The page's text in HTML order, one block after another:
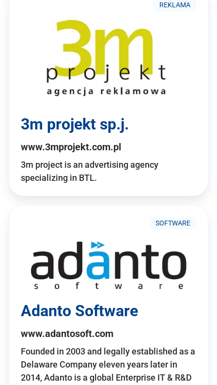
REKLAMA
3m projekt sp.j.
www.3mprojekt.com.pl
3m project is an advertising agency
specializing in BTL.
SOFTWARE
Adanto Software
www.adantosoft.com
Founded in 2003 and legally established as a
Delaware Company eleven years later in
2014, Adanto is a global Enterprise IT & R&D